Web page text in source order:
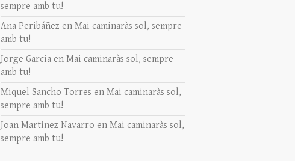
sempre amb tu!
Ana Peribáñez enMai caminaràs sol, sempre
amb tu!
Jorge Garcia enMai caminaràs sol, sempre
amb tu!
Miquel Sancho Torres enMai caminaràs sol,
sempre amb tu!
Joan Martinez Navarro enMai caminaràs sol,
sempre amb tu!